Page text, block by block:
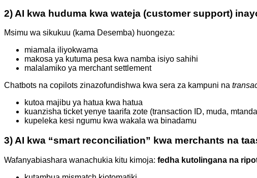
2) AI kwa huduma kwa wateja (customer support)
Msimu wa sikukuu (kama Desemba) huongeza:
miamala iliyokwama
makosa ya kutuma pesa kwa namba isiyo sahihi
malalamiko ya merchant settlement
Chatbots na copilots zinazofundishwa kwa sera za kampuni na
kutoa majibu ya hatua kwa hatua
kuanzisha ticket yenye taarifa zote (transaction ID, muda,
kupeleka kesi ngumu kwa wakala wa binadamu
3) AI kwa “smart reconciliation” kwa merchants na
Wafanyabiashara wanachukia kitu kimoja: fedha kutolingana na